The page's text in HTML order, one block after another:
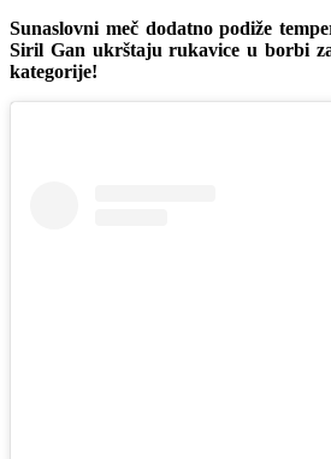
Sunaslovni meč dodatno podiže
Siril Gan ukrštaju rukavice u borbi
kategorije!